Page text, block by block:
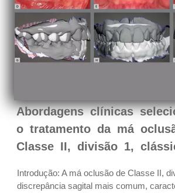
Abordagens clínicas
o tratamento da má
Classe II, divisão 1,
Introdução: A má oclusão de Classe II,
discrepância sagital mais comum,